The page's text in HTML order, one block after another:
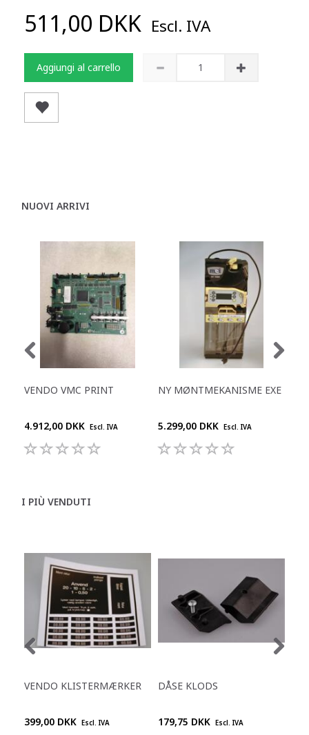
511,00 DKK Escl. IVA
Aggiungi al carrello
NUOVI ARRIVI
VENDO VMC PRINT
4.912,00 DKK Escl. IVA
NY MØNTMEKANISME EXE
5.299,00 DKK Escl. IVA
I PIÙ VENDUTI
VENDO KLISTERMÆRKER
399,00 DKK Escl. IVA
DÅSE KLODS
179,75 DKK Escl. IVA